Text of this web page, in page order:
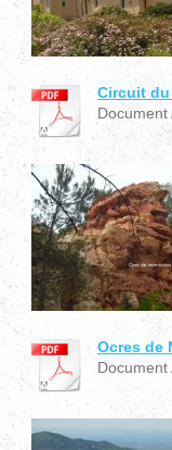
Circuit du
Document
Ocres de
Document